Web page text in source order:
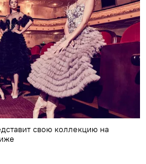
свою коллекцию на